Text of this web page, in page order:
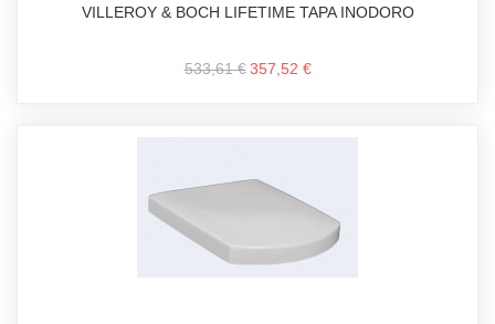
VILLEROY & BOCH LIFETIME TAPA INODORO
533,61 € 357,52 €